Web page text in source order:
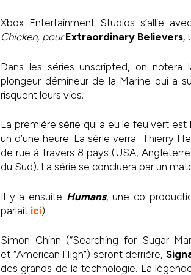
Xbox Entertainment Studios s’allie
Chicken, pour Extraordinary Believers,
Dans les séries unscripted, on notera
plongeur démineur de la Marine qui a
risquent leurs vies.
La première série qui a eu le feu vert est
un d’une heure. La série verra Thierry
de rue à travers 8 pays (USA,
du Sud). La série se concluera par un
Il y a ensuite Humans, une co-
parlait ici).
Simon Chinn (“Searching for Sugar
et “American High”) seront derrière,
des grands de la technologie. La